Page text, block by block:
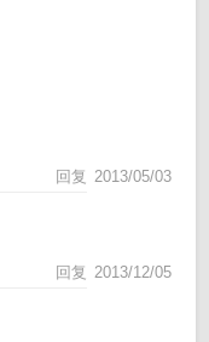
2013/05/03
回复
2013/12/05
回复